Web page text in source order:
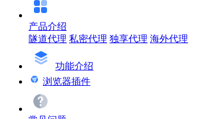
产品介绍
隧道代理 私密代理 独享代理 海外代理
功能介绍
浏览器插件